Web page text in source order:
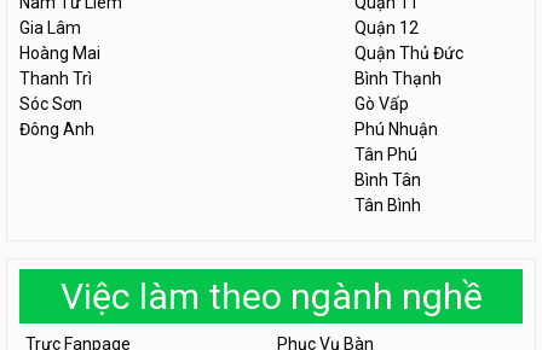
Gia Lâm
Hoàng Mai
Thanh Trì
Sóc Sơn
Đông Anh
Quận 12
Quận Thủ Đức
Bình Thạnh
Gò Vấp
Phú Nhuận
Tân Phú
Bình Tân
Tân Bình
Việc làm theo ngành nghề
Trực Fanpage
Phục Vụ Bàn